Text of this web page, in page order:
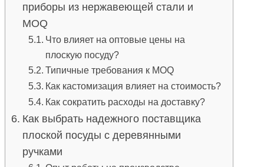
приборы из нержавеющей стали и
MOQ
Что влияет на оптовые цены на
плоскую посуду?
Типичные требования к MOQ
Как кастомизация влияет на стоимость?
Как сократить расходы на доставку?
Как выбрать надежного поставщика
плоской посуды с деревянными
ручками